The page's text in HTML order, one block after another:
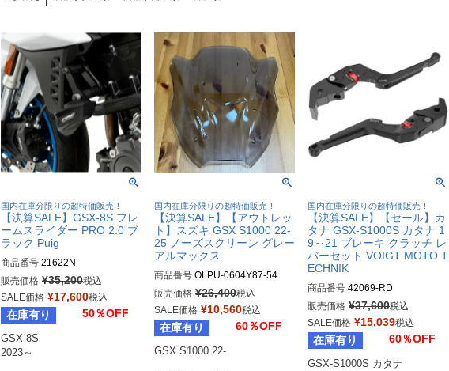
国内在庫分限りの超特価販売！
【決算SALE】GSX-8S フレ
ームスライダー PRO 2.0 ブ
ラック Puig
商品番号 21622N
販売価格 ¥35,200税込
SALE価格 ¥17,600税込
在庫有り 50％OFF
GSX-8S
国内在庫分限りの超特価販売！
【決算SALE】【アウトレッ
ト】スズキ GSX S1000 22-
25 ノーズスクリーン グレー
アルマックス
商品番号 OLPU-0604Y87-54
販売価格 ¥26,400税込
SALE価格 ¥10,560税込
在庫有り 60％OFF
GSX S1000 22-
国内在庫分限りの超特価販売！
【決算SALE】【セール】カ
タナ GSX-S1000S カタナ 1
9～21 ブレーキ クラッチ レ
バーセット VOIGT MOTO T
ECHNIK
商品番号 42069-RD
販売価格 ¥37,600税込
SALE価格 ¥15,039税込
在庫有り 60％OFF
GSX-S1000S カタナ